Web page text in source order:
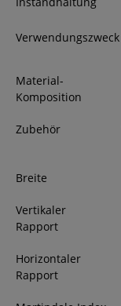
Verwendungszweck
Material-
Komposition
Zubehör
Breite
Vertikaler
Rapport
Horizontaler
Rapport